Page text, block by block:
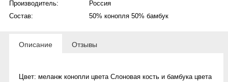
Производитель:
Россия
Состав:
50% конопля 50% бамбук
Описание Отзывы
Цвет: меланж конопли цвета Слоновая кость и бамбука цвета